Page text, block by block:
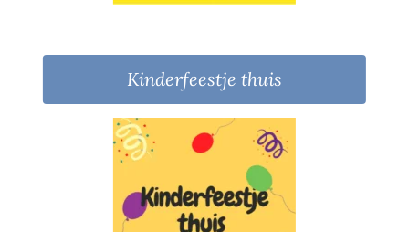
Kinderfeestje thuis